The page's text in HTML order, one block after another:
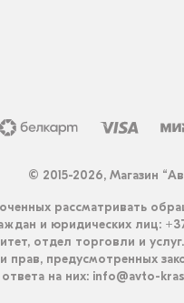
© 2015-2026, Магазин
рассматривать
и юридических лиц:
отдел торговли и
предусмотренных
на них: info@avto-